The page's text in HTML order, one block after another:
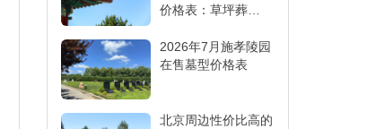
价格表：草坪葬
表看懂
2026年7月施孝陵园
在售墓型价格表
北京周边性价比高的